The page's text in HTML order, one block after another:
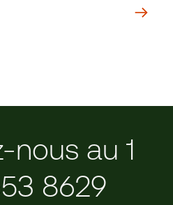
nous au 1
8629